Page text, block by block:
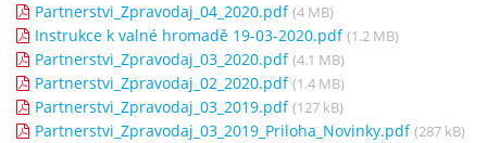
Partnerstvi_Zpravodaj_04_2020.pdf (4 MB)
Instrukce k valné hromadě 19-03-2020.pdf (1.2 MB)
Partnerstvi_Zpravodaj_03_2020.pdf (4.1 MB)
Partnerstvi_Zpravodaj_02_2020.pdf (1.4 MB)
Partnerstvi_Zpravodaj_03_2019.pdf (127 kB)
Partnerstvi_Zpravodaj_03_2019_Priloha_Novinky.pdf (287 kB)